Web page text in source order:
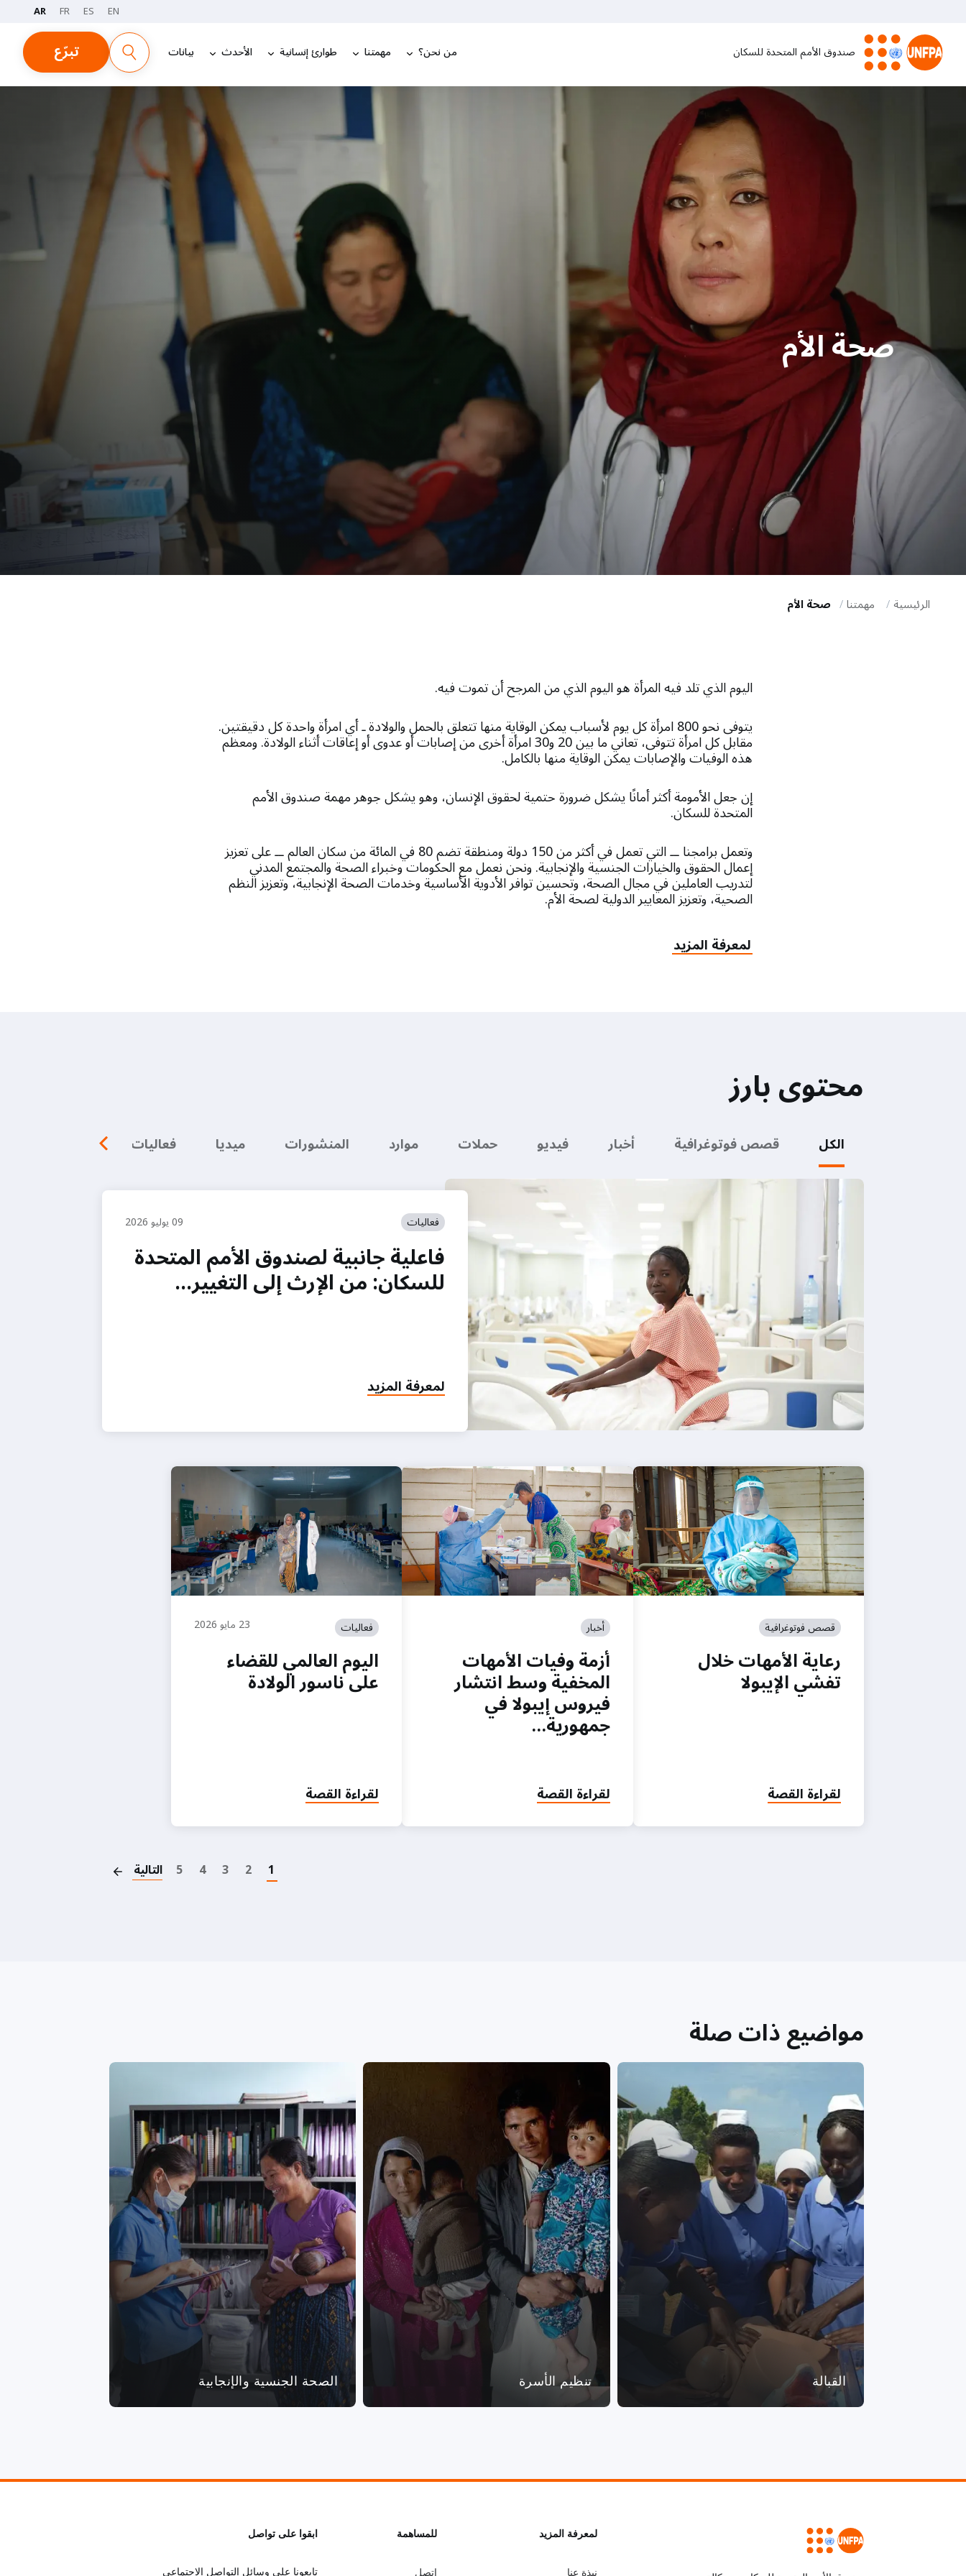
المحتوى
الرئيسي
EN
ES
FR
AR
صندوق الأمم المتحدة للسكان من نحن؟ مهمتنا طوارئ إنسانية الأحدث بيانات تبرّع
M
n
i
g
a
n
صحة الأم
الرئيسية مهمتنا صحة الأم
اليوم الذي تلد فيه المرأة هو اليوم الذي من المرجح أن تموت فيه.
يتوفى نحو 800 امرأة كل يوم لأسباب يمكن الوقاية منها تتعلق بالحمل والولادة ـ أي امرأة واحدة كل دقيقتين.
مقابل كل امرأة تتوفى، تعاني ما بين 20 و30 امرأة أخرى من إصابات أو عدوى أو إعاقات أثناء الولادة. ومعظم
هذه الوفيات والإصابات يمكن الوقاية منها بالكامل.
إن جعل الأمومة أكثر أمانًا يشكل ضرورة حتمية لحقوق الإنسان، وهو يشكل جوهر مهمة صندوق الأمم
المتحدة للسكان.
وتعمل برامجنا ــ التي تعمل في أكثر من 150 دولة ومنطقة تضم 80 في المائة من سكان العالم ــ على تعزيز
إعمال الحقوق والخيارات الجنسية والإنجابية. ونحن نعمل مع الحكومات وخبراء الصحة والمجتمع المدني
لتدريب العاملين في مجال الصحة، وتحسين توافر الأدوية الأساسية وخدمات الصحة الإنجابية، وتعزيز النظم
الصحية، وتعزيز المعايير الدولية لصحة الأم.
لمعرفة المزيد
محتوى بارز
الكل قصص فوتوغرافية أخبار فيديو حملات موارد المنشورات ميديا فعاليات
فعاليات 09 يوليو 2026
فاعلية جانبية لصندوق الأمم المتحدة
للسكان: من الإرث إلى التغيير…
لمعرفة المزيد
قصص فوتوغرافية
رعاية الأمهات خلال
تفشي الإيبولا
لقراءة القصة
أخبار
أزمة وفيات الأمهات
المخفية وسط انتشار
فيروس إيبولا في
جمهورية…
لقراءة القصة
فعاليات 23 مايو 2026
اليوم العالمي للقضاء
على ناسور الولادة
لقراءة القصة
1
2
3
4
5 التالية
مواضيع ذات صلة
القبالة تنظيم الأسرة الصحة الجنسية والإنجابية
L
لمعرفة المزيد
نبذة عنا
G
للمساهمة
اتصل
ابقوا على تواصل
تابعونا على وسائل التواصل الاجتماعي